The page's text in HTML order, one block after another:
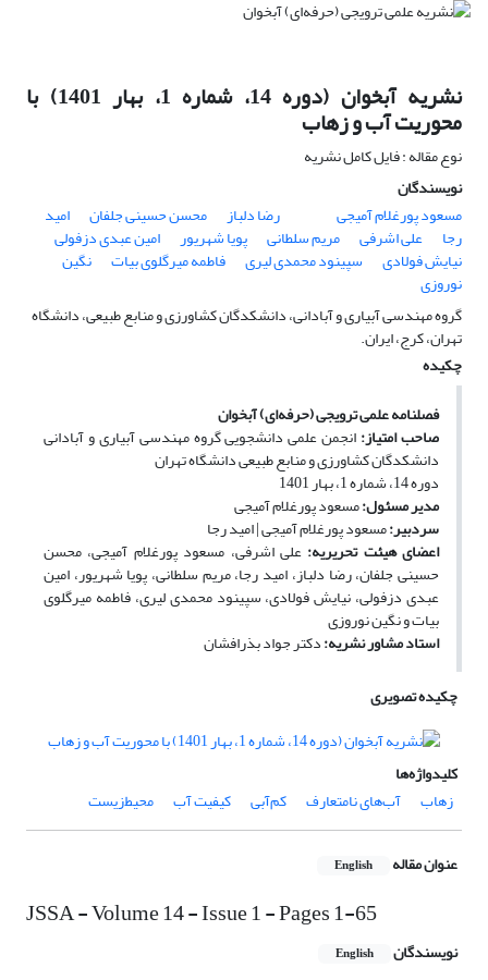
نشریه آبخوان (دوره 14، شماره 1، بهار 1401) با
محوریت آب و زهاب
نوع مقاله : فایل کامل نشریه
نویسندگان
مسعود پورغلام آمیجی
رضا دلباز محسن حسینی جلفان امید
رجا علی اشرفی مریم سلطانی پویا شهریور امین عبدی دزفولی
نیایش فولادی سپینود محمدی لیری فاطمه میرگلوی بیات نگین
نوروزی
گروه مهندسی آبیاری و آبادانی، دانشکدگان کشاورزی و منابع طبیعی، دانشگاه
تهران، کرج، ایران.
چکیده
فصلنامه علمی ترویجی (حرفه‌ای) آبخوان
صاحب امتیاز:انجمن علمی دانشجویی گروه مهندسی آبیاری و آبادانی
دانشکدگان کشاورزی و منابع طبیعی دانشگاه تهران
دوره 14، شماره 1، بهار 1401
مدیر مسئول:مسعود پورغلام آمیجی
سردبیر:مسعود پورغلام آمیجی | امید رجا
اعضای هیئت تحریریه:علی اشرفی، مسعود پورغلام آمیجی، محسن
حسینی جلفان، رضا دلباز، امید رجا، مریم سلطانی، پویا شهریور، امین
عبدی دزفولی، نیایش فولادی، سپینود محمدی لیری، فاطمه میرگلوی
بیات و نگین نوروزی
استاد مشاور نشریه:دکتر جواد بذرافشان
چکیده تصویری
کلیدواژه‌ها
زهاب
آب‌های نامتعارف کم‌آبی کیفیت آب محیط‌زیست
عنوان مقاله English
JSSA - Volume 14 - Issue 1 - Pages 1-65
نویسندگان English